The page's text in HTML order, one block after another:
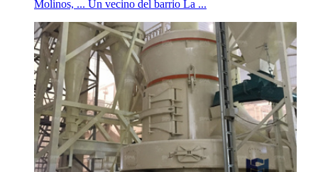
Molinos, ... Un vecino del barrio La ...